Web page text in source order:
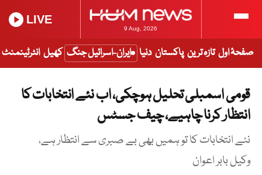
9 Aug, 2026
LIVE
صفحۂ اول تازہ ترین پاکستان دنیا ایران-اسرائیل جنگ کھیل انٹرٹینمنٹ
قومی اسمبلی تحلیل ہوچکی، اب نئے انتخابات کا
انتظار کرنا چاہیے، چیف جسٹس
نئے انتخابات کا تو ہمیں بھی بے صبری سے انتظار ہے،
وکیل بابر اعوان